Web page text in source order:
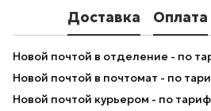
Доставка Оплата
Новой почтой в отделение - по
Новой почтой в почтомат - по
Новой почтой курьером - по